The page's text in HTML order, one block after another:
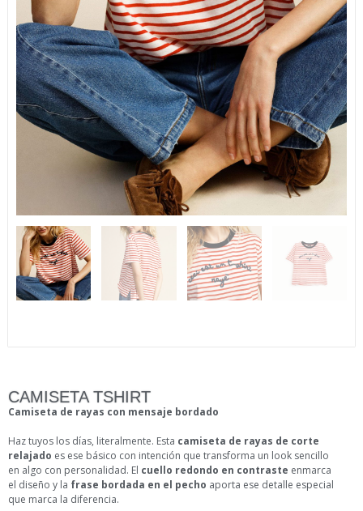
CAMISETA TSHIRT
Camiseta de rayas con mensaje bordado
Haz tuyos los días, literalmente. Esta camiseta de rayas de corte
relajado es ese básico con intención que transforma un look sencillo
en algo con personalidad. El cuello redondo en contraste enmarca
el diseño y la frase bordada en el pecho aporta ese detalle especial
que marca la diferencia.